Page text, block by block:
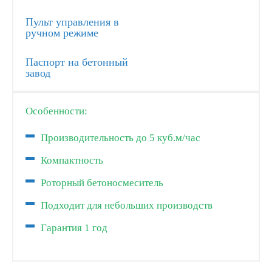
Пульт управления в
ручном режиме
Паспорт на бетонный
завод
Особенности:
Производительность до 5 куб.м/час
Компактность
Роторный бетоносмеситель
Подходит для небольших производств
Гарантия 1 год